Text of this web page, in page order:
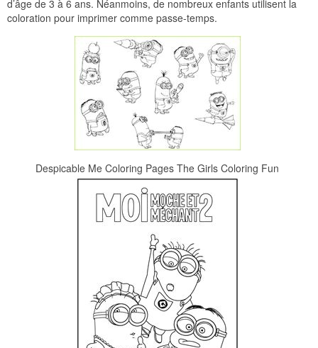
d’âge de 3 à 6 ans. Néanmoins, de nombreux enfants utilisent la
coloration pour imprimer comme passe-temps.
Despicable Me Coloring Pages The Girls Coloring Fun